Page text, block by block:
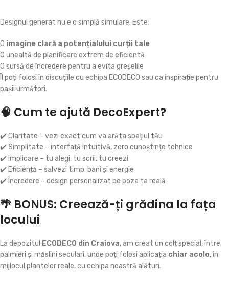
Designul generat nu e o simplă simulare. Este:
O imagine clară a potențialului curții tale
O unealtă de planificare extrem de eficientă
O sursă de încredere pentru a evita greșelile
Îl poți folosi în discuțiile cu echipa ECODECO sau ca inspirație pentru
pașii următori.
🧠 Cum te ajută DecoExpert?
✔️ Claritate – vezi exact cum va arăta spațiul tău
✔️ Simplitate – interfață intuitivă, zero cunoștințe tehnice
✔️ Implicare – tu alegi, tu scrii, tu creezi
✔️ Eficiență – salvezi timp, bani și energie
✔️ Încredere – design personalizat pe poza ta reală
🌴 BONUS: Creează-ți grădina la fața
locului
La depozitul ECODECO din Craiova, am creat un colț special, între
palmieri și măslini seculari, unde poți folosi aplicația chiar acolo, în
mijlocul plantelor reale, cu echipa noastră alături.